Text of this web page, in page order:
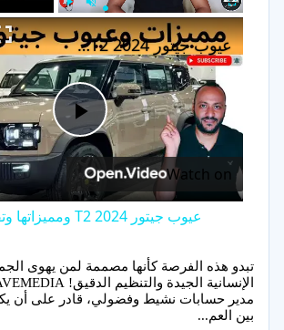
Play Unmute Fullscreen
×
Play
Video
عيوب جيتور T2 2024 ومميزاتها وتقييم شامل لها
Watch on
عيوب جيتور T2 2024 ومميزاتها وتقييم شامل لها
تبدو هذه الفرصة كأنها مصممة لمن يهوى
مدير حسابات نشيط وفضولي، قادر على أن
بين العم...